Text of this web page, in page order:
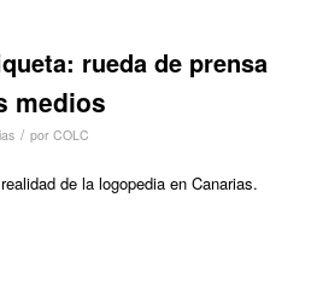
rueda de prensa
medios
/ por COLC
de la logopedia en Canarias.